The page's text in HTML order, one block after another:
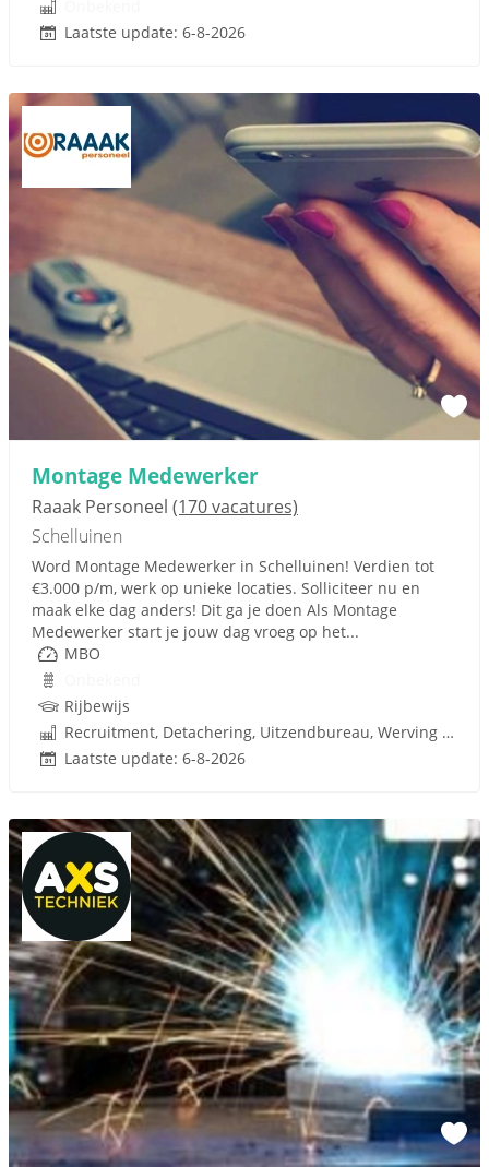
Laatste update: 6-8-2026
Montage Medewerker
Raaak Personeel (170 vacatures)
Schelluinen
Word Montage Medewerker in Schelluinen! Verdien tot
€3.000 p/m, werk op unieke locaties. Solliciteer nu en
maak elke dag anders! Dit ga je doen Als Montage
Medewerker start je jouw dag vroeg op het...
MBO
Rijbewijs
Recruitment, Detachering, Uitzendbureau, Werving en Selectie
Laatste update: 6-8-2026